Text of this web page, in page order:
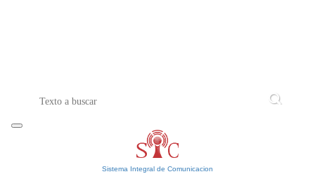
Sistema Integral de Comunicacion